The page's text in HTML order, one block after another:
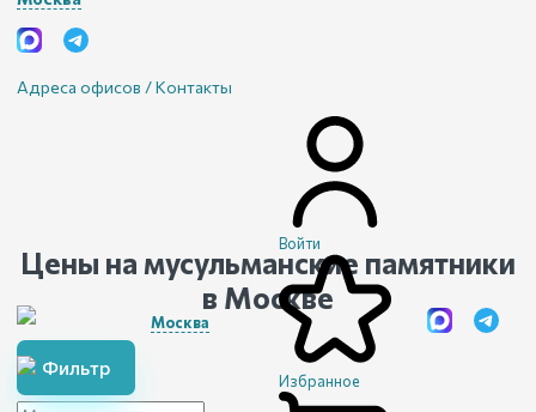
Адреса офисов / Контакты
Москва
Войти
Избранное
Цены на мусульманские памятники
в Москве
Фильтр